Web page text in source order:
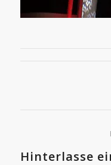
Hinterlasse